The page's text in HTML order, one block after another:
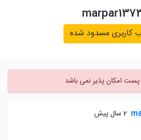
کاربری مسدود شده
امکان پذیر نمی باشد
2 سال پیش